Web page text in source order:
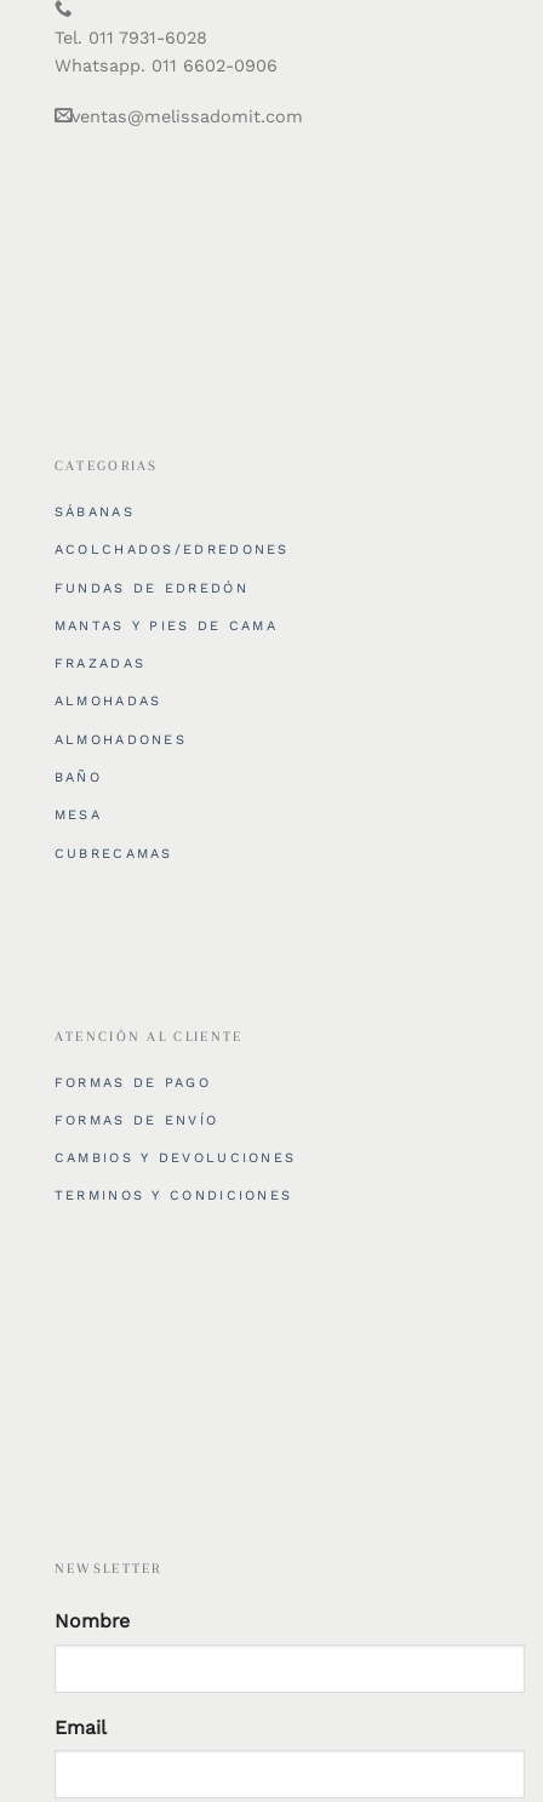
Tel. 011 7931-6028
Whatsapp. 011 6602-0906
ventas@melissadomit.com
CATEGORIAS
SÁBANAS
ACOLCHADOS/EDREDONES
FUNDAS DE EDREDÓN
MANTAS Y PIES DE CAMA
FRAZADAS
ALMOHADAS
ALMOHADONES
BAÑO
MESA
CUBRECAMAS
ATENCIÓN AL CLIENTE
FORMAS DE PAGO
FORMAS DE ENVÍO
CAMBIOS Y DEVOLUCIONES
TERMINOS Y CONDICIONES
NEWSLETTER
Nombre
Email